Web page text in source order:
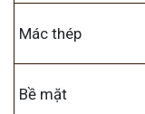
Mác thép
Bề mặt